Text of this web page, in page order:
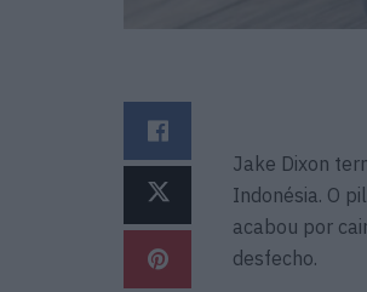
Jake Dixon
Indonésia. O
acabou por
desfecho.